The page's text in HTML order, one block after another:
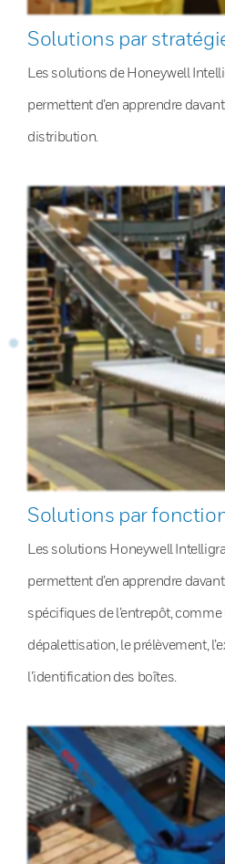
Solutions par
Les solutions de Honeywell
permettent d’en apprendre
distribution.
Solutions par
Les solutions Honeywell
permettent d’en apprendre
spécifiques de l’entrepôt,
dépalettisation, le prélèvement,
l’identification des boîtes.